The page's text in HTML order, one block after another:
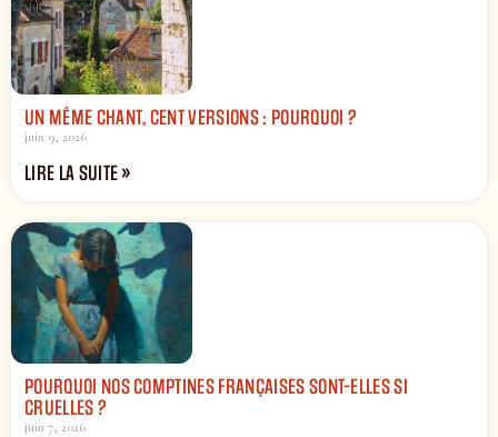
UN MÊME CHANT, CENT VERSIONS : POURQUOI ?
juin 9, 2026
LIRE LA SUITE »
POURQUOI NOS COMPTINES FRANÇAISES SONT-ELLES SI
CRUELLES ?
juin 7, 2026